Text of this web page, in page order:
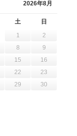
2026年8月
土 日
1
2
8
9
15
16
22
23
29
30